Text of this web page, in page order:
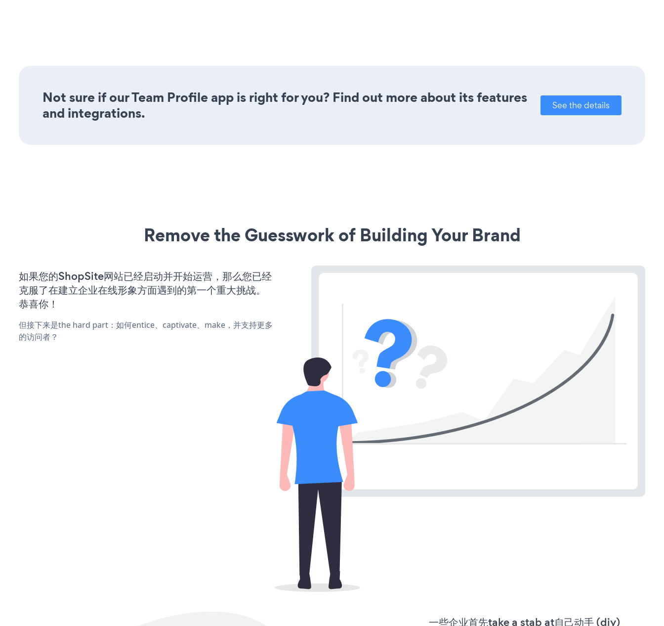
Not sure if our Team Profile app is right for you? Find out more about its features
and integrations.
See the details
Remove the Guesswork of Building Your Brand
如果您的ShopSite网站已经启动并开始运营，那么您已经
克服了在建立企业在线形象方面遇到的第一个重大挑战。
恭喜你！
但接下来是the hard part：如何entice、captivate、make，并支持更多
的访问者？
一些企业首先take a stab at自己动手 (diy)